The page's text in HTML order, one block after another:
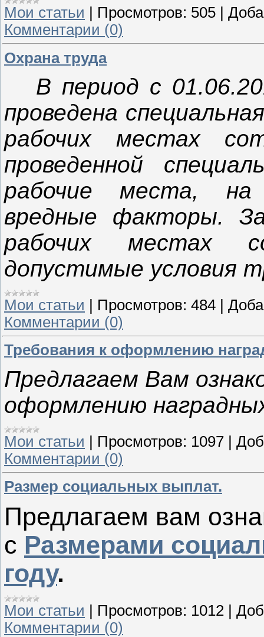
Мои статьи Просмотров: 505
Комментарии (0)
Охрана труда
В период с
проведена
рабочих местах
проведенной
рабочие места, на
вредные факторы.
рабочих местах
допустимые условия
Мои статьи Просмотров: 484
Комментарии (0)
Требования к оформлению
Предлагаем Вам
оформлению
Мои статьи | Просмотров: 1097 |
Комментарии (0)
Размер социальных выплат.
Предлагаем вам
с Размерами
году.
Мои статьи Просмотров: 1012
Комментарии (0)